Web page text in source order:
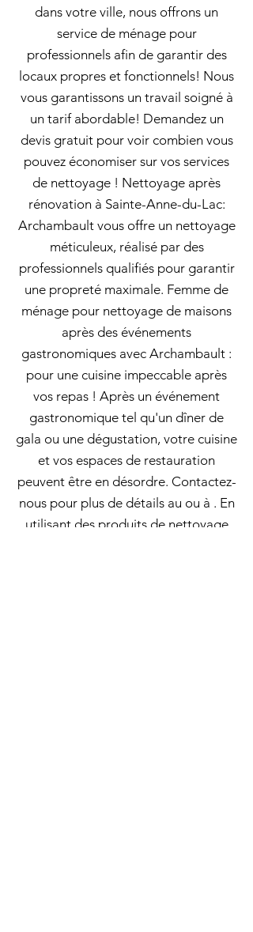
dans votre ville, nous offrons un
service de ménage pour
professionnels afin de garantir des
locaux propres et fonctionnels! Nous
vous garantissons un travail soigné à
un tarif abordable! Demandez un
devis gratuit pour voir combien vous
pouvez économiser sur vos services
de nettoyage ! Nettoyage après
rénovation à Sainte-Anne-du-Lac:
Archambault vous offre un nettoyage
méticuleux, réalisé par des
professionnels qualifiés pour garantir
une propreté maximale. Femme de
ménage pour nettoyage de maisons
après des événements
gastronomiques avec Archambault :
pour une cuisine impeccable après
vos repas ! Après un événement
gastronomique tel qu'un dîner de
gala ou une dégustation, votre cuisine
et vos espaces de restauration
peuvent être en désordre. Contactez-
nous pour plus de détails au ou à . En
utilisant des produits de nettoyage